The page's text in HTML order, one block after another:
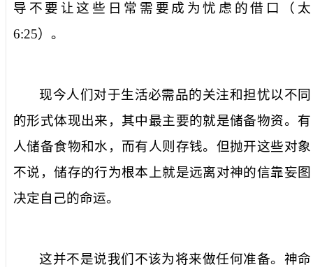
导不要让这些日常需要成为忧虑的借口（太
6:25）。
现今人们对于生活必需品的关注和担忧以不同
的形式体现出来，其中最主要的就是储备物资。有
人储备食物和水，而有人则存钱。但抛开这些对象
不说，储存的行为根本上就是远离对神的信靠妄图
决定自己的命运。
这并不是说我们不该为将来做任何准备。神命